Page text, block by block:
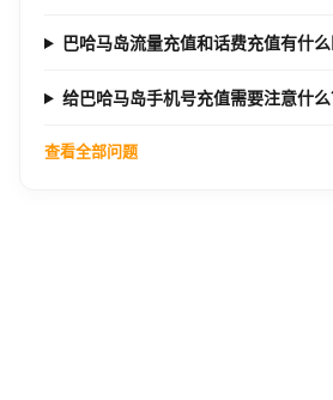
巴哈马岛流量充值和话费充值有什么
给巴哈马岛手机号充值需要注意什么
查看全部问题